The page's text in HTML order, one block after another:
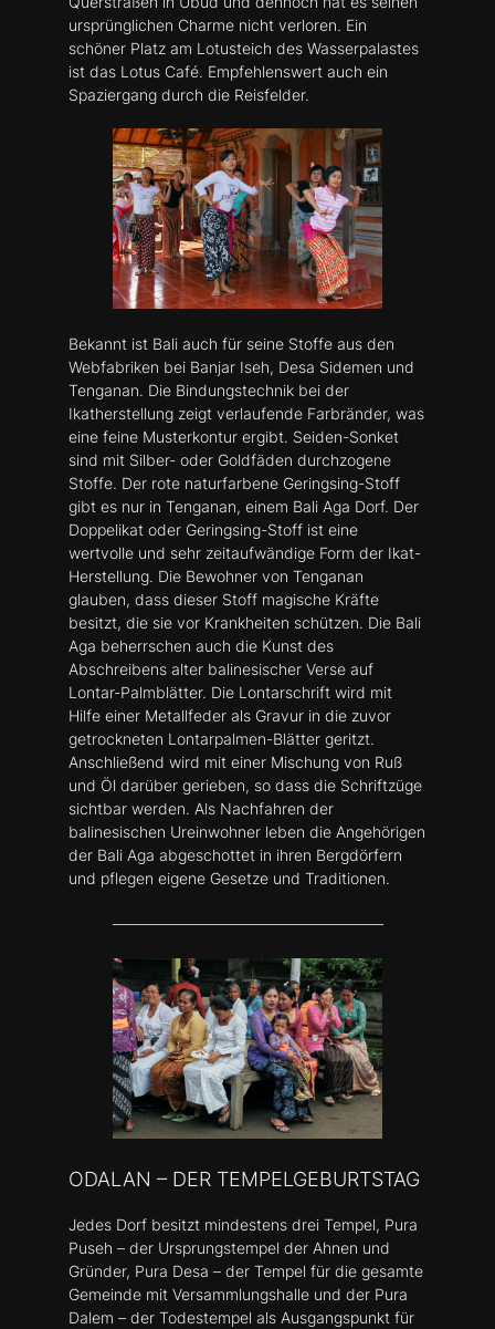
ursprünglichen Charme nicht verloren. Ein
schöner Platz am Lotusteich des Wasserpalastes
ist das Lotus Café. Empfehlenswert auch ein
Spaziergang durch die Reisfelder.
Bekannt ist Bali auch für seine Stoffe aus den
Webfabriken bei Banjar Iseh, Desa Sidemen und
Tenganan. Die Bindungstechnik bei der
Ikatherstellung zeigt verlaufende Farbränder, was
eine feine Musterkontur ergibt. Seiden-Sonket
sind mit Silber- oder Goldfäden durchzogene
Stoffe. Der rote naturfarbene Geringsing-Stoff
gibt es nur in Tenganan, einem Bali Aga Dorf. Der
Doppelikat oder Geringsing-Stoff ist eine
wertvolle und sehr zeitaufwändige Form der Ikat-
Herstellung. Die Bewohner von Tenganan
glauben, dass dieser Stoff magische Kräfte
besitzt, die sie vor Krankheiten schützen. Die Bali
Aga beherrschen auch die Kunst des
Abschreibens alter balinesischer Verse auf
Lontar-Palmblätter. Die Lontarschrift wird mit
Hilfe einer Metallfeder als Gravur in die zuvor
getrockneten Lontarpalmen-Blätter geritzt.
Anschließend wird mit einer Mischung von Ruß
und Öl darüber gerieben, so dass die Schriftzüge
sichtbar werden. Als Nachfahren der
balinesischen Ureinwohner leben die Angehörigen
der Bali Aga abgeschottet in ihren Bergdörfern
und pflegen eigene Gesetze und Traditionen.
–––––––––––––––––––––––––––––––––––
ODALAN – DER TEMPELGEBURTSTAG
Jedes Dorf besitzt mindestens drei Tempel, Pura
Puseh – der Ursprungstempel der Ahnen und
Gründer, Pura Desa – der Tempel für die gesamte
Gemeinde mit Versammlungshalle und der Pura
Dalem – der Todestempel als Ausgangspunkt für